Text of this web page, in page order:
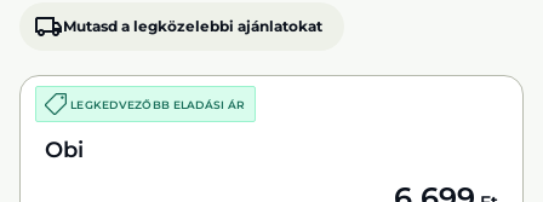
Mutasd a legközelebbi ajánlatokat
LEGKEDVEZŐBB ELADÁSI ÁR
Obi